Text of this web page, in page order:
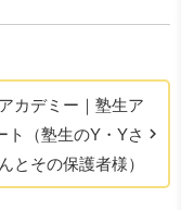
カデミー｜塾生ア
ト（塾生のY・Yさ
んとその保護者様）